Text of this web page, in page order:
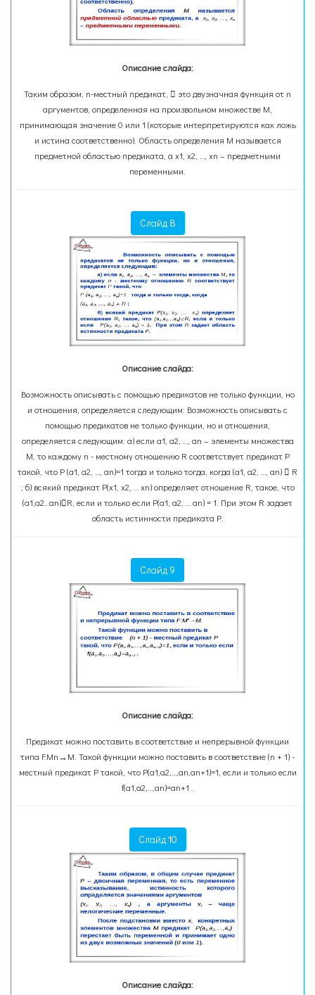
Описание слайда:
Таким образом, n-местный предикат,  это двузначная функция от n
аргументов, определенная на произвольном множестве М,
принимающая значение 0 или 1 (которые интерпретируются как ложь
и истина соответственно). Область определения М называется
предметной областью предиката, а х1, х2, …, хn – предметными
переменными.
Слайд 8
Описание слайда:
Возможность описывать с помощью предикатов не только функции, но
и отношения, определяется следующим: Возможность описывать с
помощью предикатов не только функции, но и отношения,
определяется следующим: а) если а1, а2, …, аn – элементы множества
М, то каждому n - местному отношению R соответствует предикат Р
такой, что Р (а1, а2, …, аn)=1 тогда и только тогда, когда (а1, а2, …, аn)  R
; б) всякий предикат Р(х1, х2, … хn) определяет отношение R, такое, что
(а1,а2…аn)R, если и только если Р(а1, а2, … аn) = 1. При этом R задает
область истинности предиката Р.
Слайд 9
Описание слайда:
Предикат можно поставить в соответствие и непрерывной функции
типа F:Мn→М. Такой функции можно поставить в соответствие (n + 1) -
местный предикат Р такой, что Р(а1,а2,…,аn,аn+1)=1, если и только если
f(а1,а2,…,аn)=аn+1 .
Слайд 10
Описание слайда: